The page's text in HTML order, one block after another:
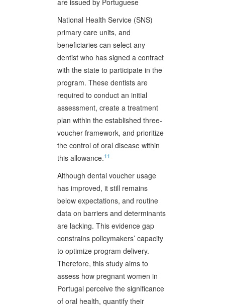
are issued by Portuguese
National Health Service (SNS)
primary care units, and
beneficiaries can select any
dentist who has signed a contract
with the state to participate in the
program. These dentists are
required to conduct an initial
assessment, create a treatment
plan within the established three-
voucher framework, and prioritize
the control of oral disease within
this allowance.11
Although dental voucher usage
has improved, it still remains
below expectations, and routine
data on barriers and determinants
are lacking. This evidence gap
constrains policymakers’ capacity
to optimize program delivery.
Therefore, this study aims to
assess how pregnant women in
Portugal perceive the significance
of oral health, quantify their